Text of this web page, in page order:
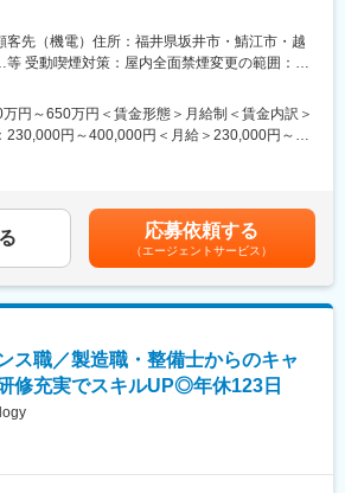
する仕事があっても、会社の都合で挑戦できな
理由の1つです。
かける事で希望する仕事への挑戦を後押ししま
遣り甲斐を大切にする当社だからこその取り組
業様については残業が多くなる企業様が少な
みをすることなく過度な残業が発生をしない状
の是正対応も行っています。
難易度の高いプロジェクトへ配属をされる事
組みを取っています。
ではなく、スキルを磨くことが給与UPに繋がる
の定める業務
エンジニアが在籍しており、大手メーカーを中
グサービスを提供しています。幅広い分野へ
ンがあり、20代から60代まで幅広い年齢層のエ
ております。
、評価のレポート作成
定、評価、実験、解析
膜厚計、SEM、CD-SEM）でのデータ取得
料作成
挑戦していきたい、これまでの経験を活かし
を目指していきたい方、当社で一緒に新しい
んか。
客先（機電）住所：福井県坂井市・鯖江市・越
受動喫煙対策：屋内全面禁煙変更の範囲：本
円～650万円＜賃金形態＞月給制＜賃金内訳＞
230,000円～400,000円＜月給＞230,000円～
460万円8年目 年収550～570万円20年目 年
額はあくまでも目安です。賃金はあくまでも目
考を通じて上下する可能性があります。月給
含めた表記です。
応募依頼する
（エージェントサービス）
ス職／製造職・整備士からのキャ
修充実でスキルUP◎年休123日